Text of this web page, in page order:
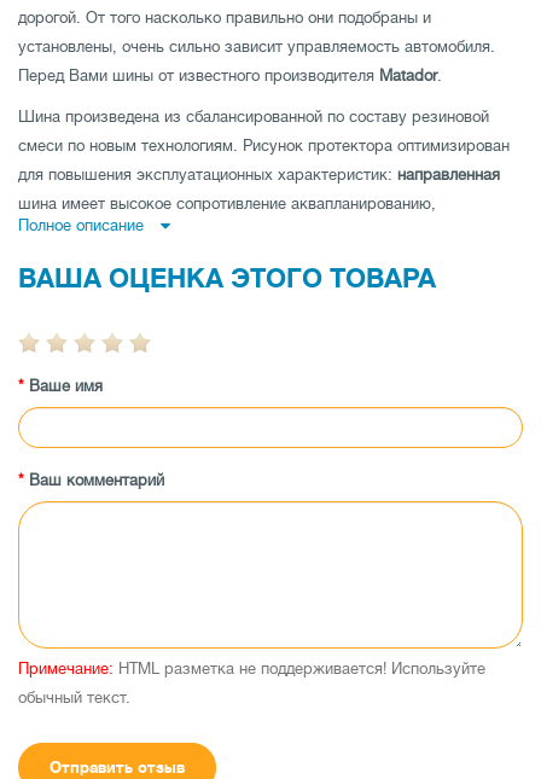
дорогой. От того насколько правильно они подобраны и
установлены, очень сильно зависит управляемость автомобиля.
Перед Вами шины от известного производителя Matador.
Шина произведена из сбалансированной по составу резиновой
смеси по новым технологиям. Рисунок протектора оптимизирован
для повышения эксплуатационных характеристик: направленная
шина имеет высокое сопротивление аквапланированию,
ненаправленная шина
шинасовмещает как отличную управляемость на мокрой, так и на
протестирована производителем на максимальные показатели
нагрузки и скорости.
Заказывайте шины Matador MPS-530 195/60 R16C 99/97T по лучшей
цене в магазине tireland.com.ua.
Полное описание
ВАША ОЦЕНКА ЭТОГО ТОВАРА
Ваше имя
Ваш комментарий
Примечание: HTML разметка не поддерживается! Используйте
обычный текст.
Отправить отзыв